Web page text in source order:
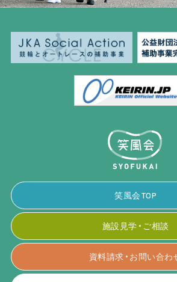
笑風会TOP
施設見学・ご相談
資料請求・お問い合わ